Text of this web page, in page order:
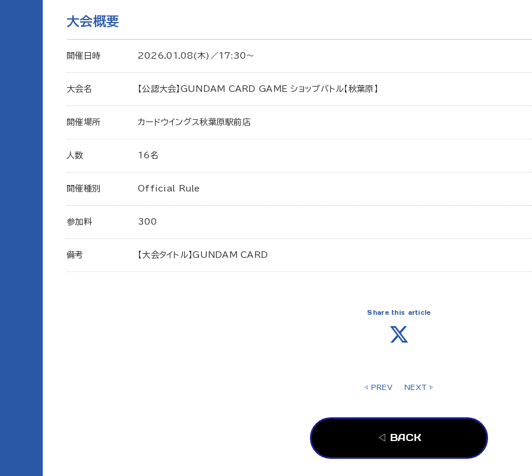
大会概要
開催日時 2026.01.08(木)／17:30〜
大会名 【公認大会】GUNDAM CARD GAME ショップバトル【秋葉原】
開催場所 カードウイングス秋葉原駅前店
人数 16名
開催種別 Official Rule
参加料 300
備考 【大会タイトル】GUNDAM CARD
Share this article
◁ PREV NEXT ▷
◁ BACK